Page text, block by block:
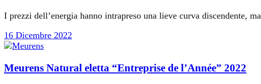
I prezzi dell’energia hanno intrapreso una lieve curva discendente,
16 Dicembre 2022
Meurens Natural eletta “Entreprise de l’Année” 2022